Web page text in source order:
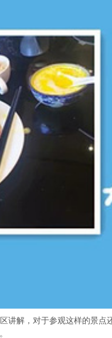
解，对于参观这样的景